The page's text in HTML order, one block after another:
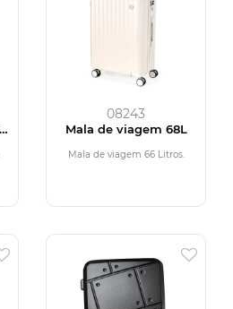
08243
Mala de viagem 68L
Mala de viagem 66 Litros.